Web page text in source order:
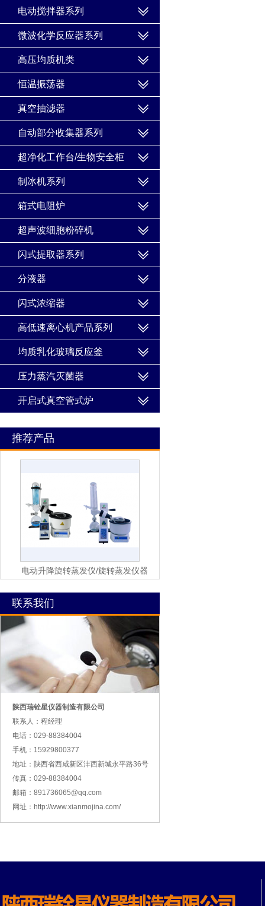
电动搅拌器系列
微波化学反应器系列
高压均质机类
恒温振荡器
真空抽滤器
自动部分收集器系列
超净化工作台/生物安全柜
制冰机系列
箱式电阻炉
超声波细胞粉碎机
闪式提取器系列
分液器
闪式浓缩器
高低速离心机产品系列
均质乳化玻璃反应釜
压力蒸汽灭菌器
开启式真空管式炉
推荐产品
电动升降旋转蒸发仪/旋转蒸发仪器
联系我们
陕西瑞铨星仪器制造有限公司
联系人：程经理
电话：029-88384004
手机：15929800377
地址：陕西省西咸新区沣西新城永平路36号
传真：029-88384004
邮箱：891736065@qq.com
网址：http://www.xianmojina.com/